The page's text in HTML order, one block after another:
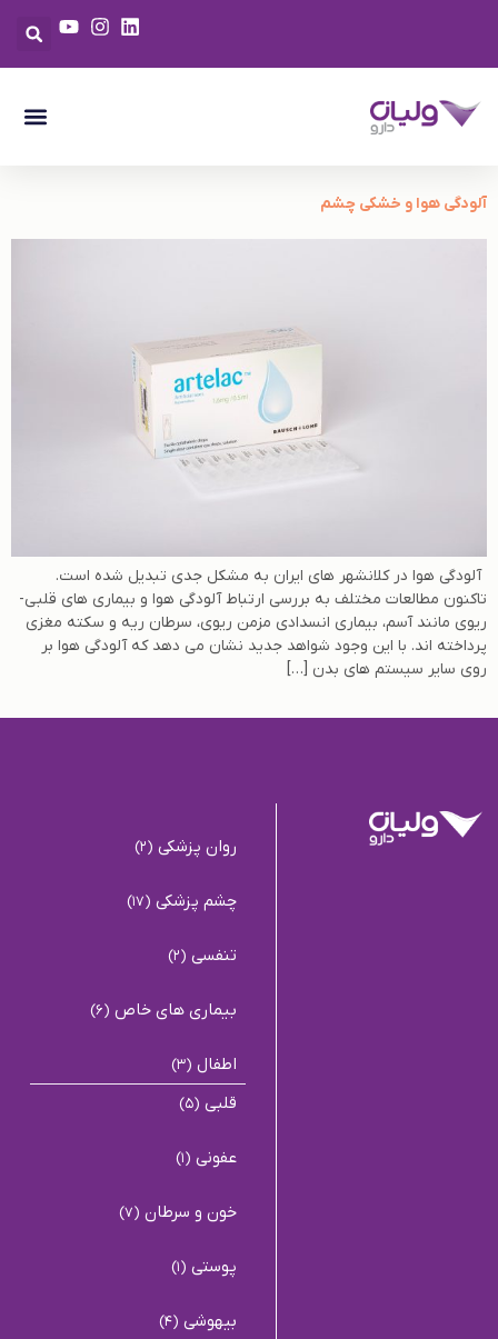
آلودگی هوا و خشکی چشم
آلودگی هوا در کلانشهر های ایران به مشکل جدی تبدیل شده است.
تاکنون مطالعات مختلف به بررسی ارتباط آلودگی هوا و بیماری های قلبی-
ریوی مانند آسم، بیماری انسدادی مزمن ریوی، سرطان ریه و سکته مغزی
پرداخته اند. با این وجود شواهد جدید نشان می دهد که آلودگی هوا بر
روی سایر سیستم های بدن […]
روان پزشکی (2)
چشم پزشکی (17)
تنفسی (2)
بیماری های خاص (6)
اطفال (3)
قلبی (5)
عفونی (1)
خون و سرطان (7)
پوستی (1)
بیهوشی (4)